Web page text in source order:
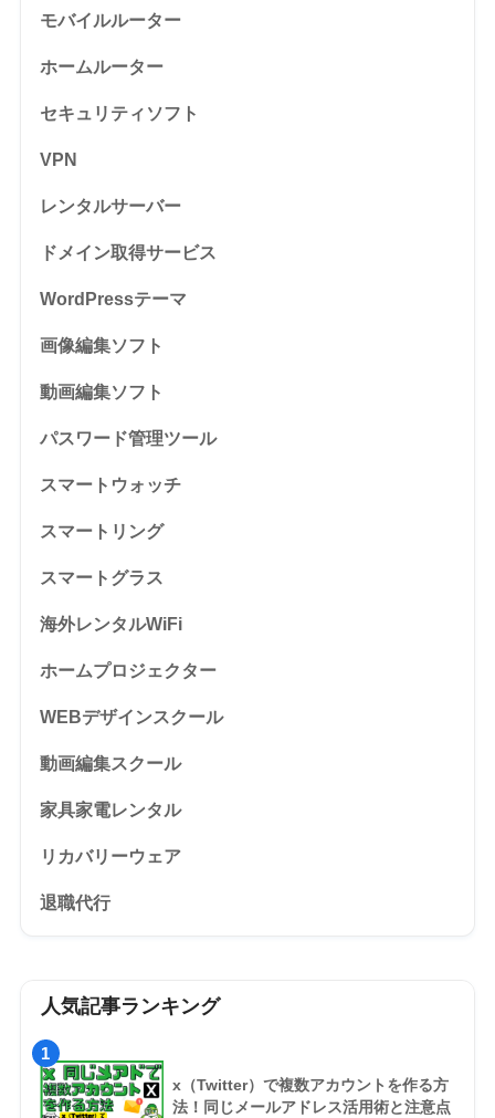
モバイルルーター
ホームルーター
セキュリティソフト
VPN
レンタルサーバー
ドメイン取得サービス
WordPressテーマ
画像編集ソフト
動画編集ソフト
パスワード管理ツール
スマートウォッチ
スマートリング
スマートグラス
海外レンタルWiFi
ホームプロジェクター
WEBデザインスクール
動画編集スクール
家具家電レンタル
リカバリーウェア
退職代行
人気記事ランキング
1
x（Twitter）で複数アカウントを作る方
法！同じメールアドレス活用術と注意点